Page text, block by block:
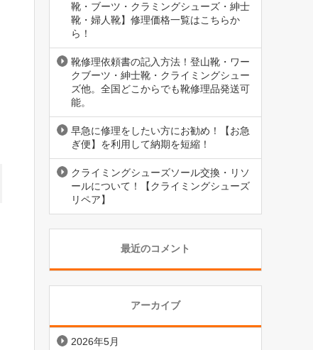
靴・ブーツ・クラミングシューズ・紳士
靴・婦人靴】修理価格一覧はこちらか
ら！
靴修理依頼書の記入方法！登山靴・ワー
クブーツ・紳士靴・クライミングシュー
ズ他。全国どこからでも靴修理品発送可
能。
早急に修理をしたい方にお勧め！【お急
ぎ便】を利用して納期を短縮！
クライミングシューズソール交換・リソ
ールについて！【クライミングシューズ
リペア】
最近のコメント
アーカイブ
2026年5月